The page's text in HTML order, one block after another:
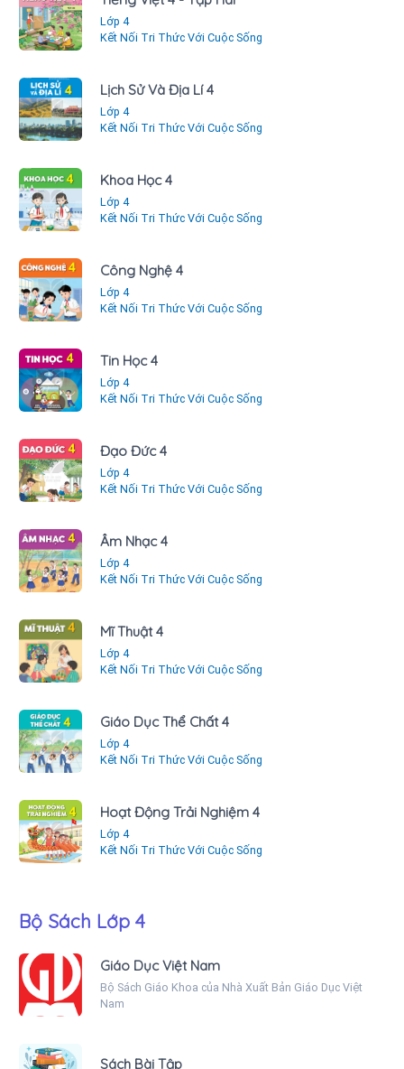
Lớp 4
Kết Nối Tri Thức Với Cuộc Sống
Lịch Sử Và Địa Lí 4
Lớp 4
Kết Nối Tri Thức Với Cuộc Sống
Khoa Học 4
Lớp 4
Kết Nối Tri Thức Với Cuộc Sống
Công Nghệ 4
Lớp 4
Kết Nối Tri Thức Với Cuộc Sống
Tin Học 4
Lớp 4
Kết Nối Tri Thức Với Cuộc Sống
Đạo Đức 4
Lớp 4
Kết Nối Tri Thức Với Cuộc Sống
Âm Nhạc 4
Lớp 4
Kết Nối Tri Thức Với Cuộc Sống
Mĩ Thuật 4
Lớp 4
Kết Nối Tri Thức Với Cuộc Sống
Giáo Dục Thể Chất 4
Lớp 4
Kết Nối Tri Thức Với Cuộc Sống
Hoạt Động Trải Nghiệm 4
Lớp 4
Kết Nối Tri Thức Với Cuộc Sống
Bộ Sách Lớp 4
Giáo Dục Việt Nam
Bộ Sách Giáo Khoa của Nhà Xuất Bản Giáo Dục Việt
Nam
Sách Bài Tập